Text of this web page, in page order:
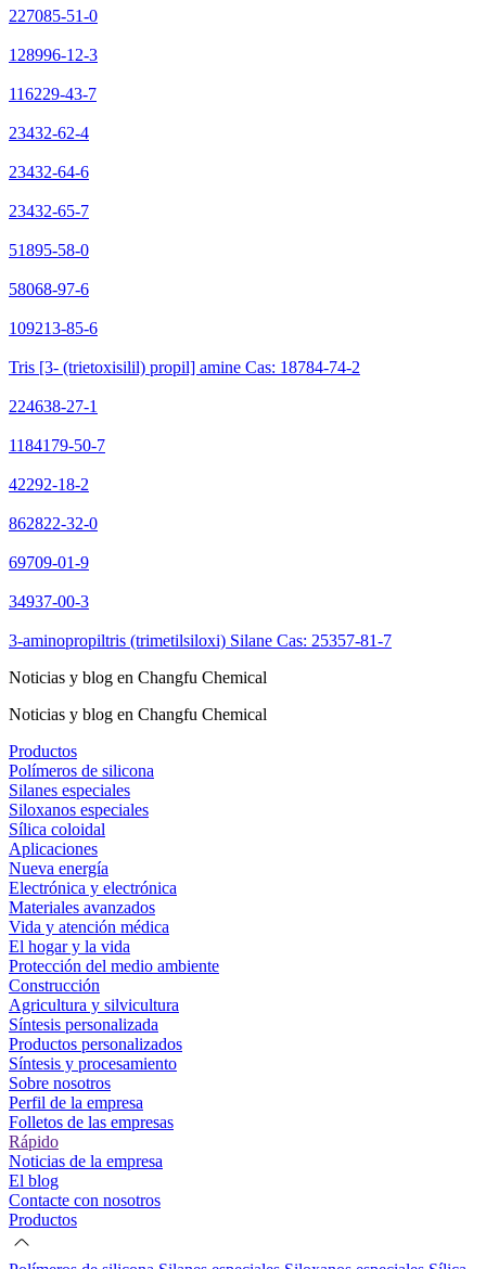
227085-51-0
128996-12-3
116229-43-7
23432-62-4
23432-64-6
23432-65-7
51895-58-0
58068-97-6
109213-85-6
Tris [3- (trietoxisilil) propil] amine Cas: 18784-74-2
224638-27-1
1184179-50-7
42292-18-2
862822-32-0
69709-01-9
34937-00-3
3-aminopropiltris (trimetilsiloxi) Silane Cas: 25357-81-7
Noticias y blog en Changfu Chemical
Noticias y blog en Changfu Chemical
Productos
Polímeros de silicona
Silanes especiales
Siloxanos especiales
Sílica coloidal
Aplicaciones
Nueva energía
Electrónica y electrónica
Materiales avanzados
Vida y atención médica
El hogar y la vida
Protección del medio ambiente
Construcción
Agricultura y silvicultura
Síntesis personalizada
Productos personalizados
Síntesis y procesamiento
Sobre nosotros
Perfil de la empresa
Folletos de las empresas
Rápido
Noticias de la empresa
El blog
Contacte con nosotros
Productos